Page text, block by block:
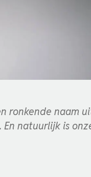
ronkende naam
natuurlijk is